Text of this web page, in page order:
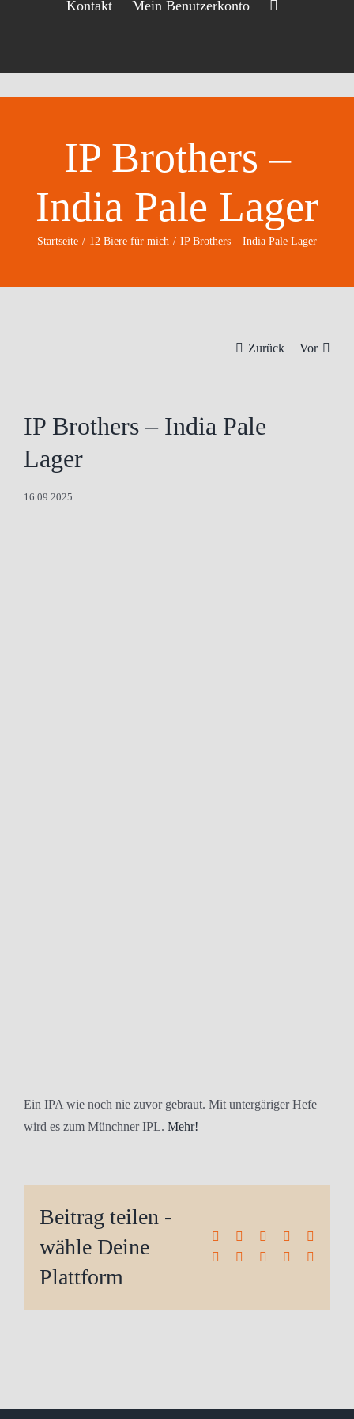
Kontakt Mein Benutzerkonto
IP Brothers –
India Pale Lager
Startseite 12 Biere für mich IP Brothers – India Pale Lager
Zurück Vor
IP Brothers – India Pale
Lager
16.09.2025
Ein IPA wie noch nie zuvor gebraut. Mit untergäriger Hefe
wird es zum Münchner IPL. Mehr!
Beitrag teilen -
wähle Deine
Plattform
Facebook Reddit LinkedIn
TumblrPinterest Xing